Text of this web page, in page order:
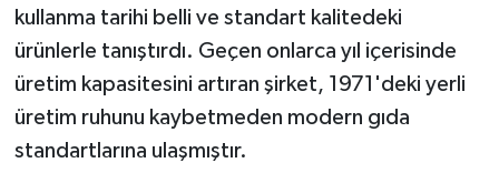
kullanma tarihi belli ve standart kalitedeki
ürünlerle tanıştırdı. Geçen onlarca yıl içerisinde
üretim kapasitesini artıran şirket, 1971'deki yerli
üretim ruhunu kaybetmeden modern gıda
standartlarına ulaşmıştır.